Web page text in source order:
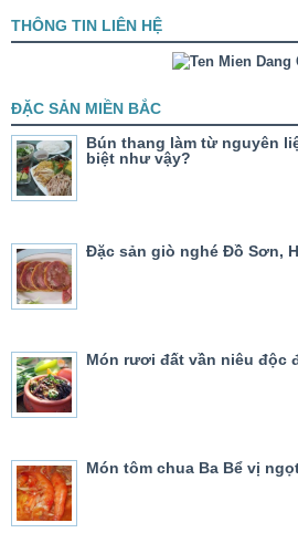
THÔNG TIN LIÊN HỆ
ĐẶC SẢN MIỀN BẮC
Bún thang làm từ nguyên
biệt như vậy?
Đặc sản giò nghé Đồ Sơn,
Món rươi đất vần niêu độc
Món tôm chua Ba Bể vị